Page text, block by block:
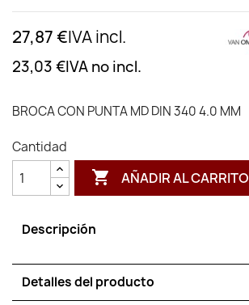
27,87 €IVA incl.
23,03 €IVA no incl.
BROCA CON PUNTA MD DIN 340 4.0 MM
Cantidad
 AÑADIR AL CARRITO
Descripción
Detalles del producto